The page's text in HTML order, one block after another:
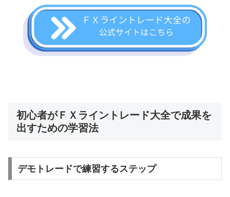
初心者がＦＸライントレード大全で成果を
出すための学習法
デモトレードで練習するステップ